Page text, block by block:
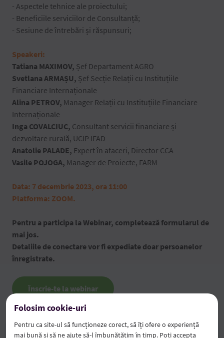
- Aspectele tehnice ale proiectului;
- Beneficiile serviciilor de Consultanță;
- Sesiune de întrebări și răspunsuri;
Speakeri:
Tatiana MAXIMOV, Șef Departament AGRO
Svetlana ARMAȘU, Șef Secție Relații cu Instituțiile
Financiare Internaționale
Alina PETROV, Manager Relații cu Instituțiile Financiare
Internaționale
Inga COVALCIUC, Consultant servicii financiare și
dezvoltare rurală, UCIP IFAD
Anatolie PALADE, Expert în afaceri, Director CCA
Vasile POJOGA, Manager de Proiecte, FARM
Data: 7 decembrie 2023, ora 11:00
Platforma: ZOOM.
Pentru a participa la Webinar, completează formularul de
mai jos.
Detaliile de conectare vor fi expediate doar persoanelor
înregistrate.
Înscrie-te la webinar
Distribuie pe Facebook
Folosim cookie-uri
Pentru ca site-ul să funcționeze corect, să îți ofere o experiență
mai bună și să ne ajute să-l îmbunătățim în timp. Poți accepta